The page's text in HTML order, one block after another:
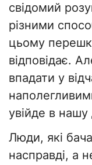
свідомий
різними
цьому
відповідає.
впадати у
увійде в нашу
Люди, які
насправді, а